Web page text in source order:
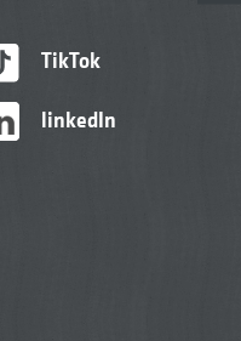
TikTok
linkedIn